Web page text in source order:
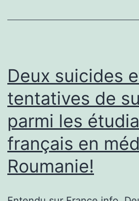
Deux suicides
tentatives de
parmi les
français en
Roumanie!